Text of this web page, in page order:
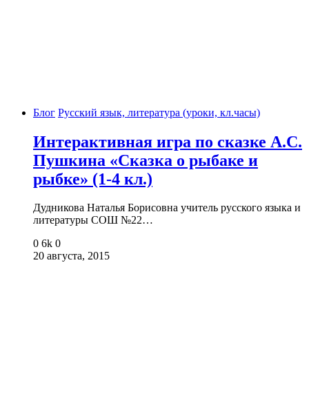
Блог Русский язык, литература (уроки, кл.часы)
Интерактивная игра по сказке А.С.
Пушкина «Сказка о рыбаке и
рыбке» (1-4 кл.)
Дудникова Наталья Борисовна учитель русского языка и
литературы СОШ №22…
0 6k 0
20 августа, 2015